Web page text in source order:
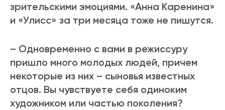
зрительскими эмоциями. «Анна Каренина»
и «Улисс» за три месяца тоже не пишутся.
– Одновременно с вами в режиссуру
пришло много молодых людей, причем
некоторые из них – сыновья известных
отцов. Вы чувствуете себя одиноким
художником или частью поколения?